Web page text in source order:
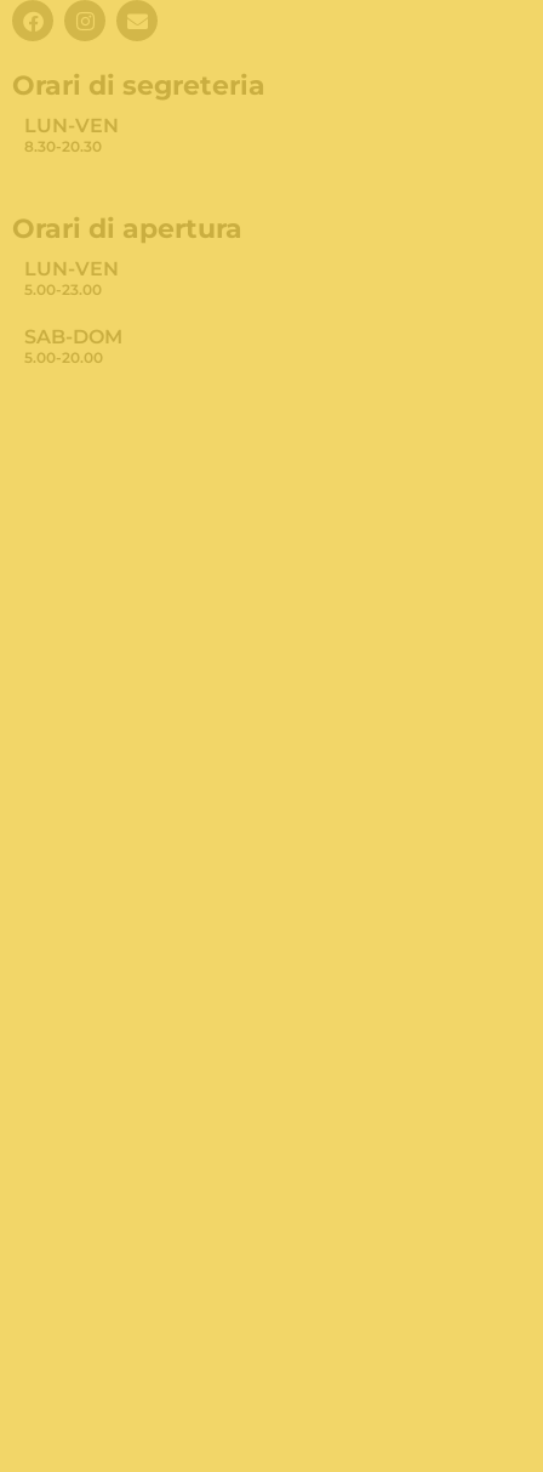
Orari di segreteria
LUN-VEN
8.30-20.30
Orari di apertura
LUN-VEN
5.00-23.00
SAB-DOM
5.00-20.00